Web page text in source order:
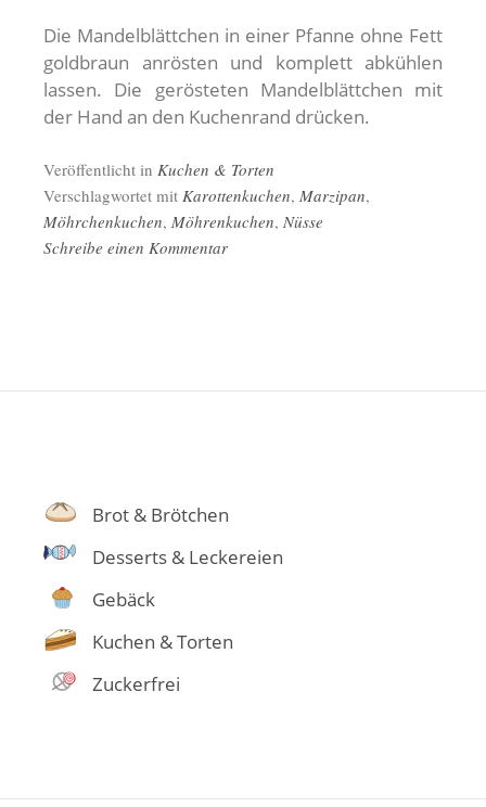
Die Mandelblättchen in einer Pfanne ohne Fett
goldbraun anrösten und komplett abkühlen
lassen. Die gerösteten Mandelblättchen mit
der Hand an den Kuchenrand drücken.
Veröffentlicht in Kuchen & Torten
Verschlagwortet mit Karottenkuchen, Marzipan,
Möhrchenkuchen, Möhrenkuchen, Nüsse
Schreibe einen Kommentar
Brot & Brötchen
Desserts & Leckereien
Gebäck
Kuchen & Torten
Zuckerfrei